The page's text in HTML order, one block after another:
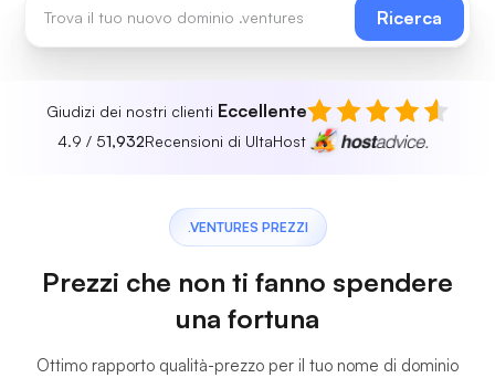
Ricerca
Giudizi dei nostri clienti Eccellente
4.9 / 51,932Recensioni di UltaHost
.VENTURES PREZZI
Prezzi che non ti fanno spendere
una fortuna
Ottimo rapporto qualità-prezzo per il tuo nome di dominio